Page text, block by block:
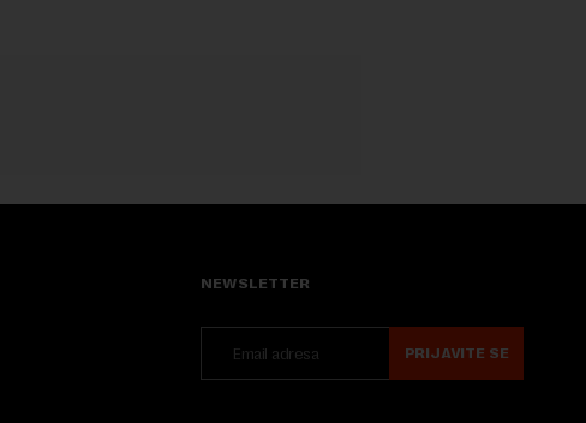
NEWSLETTER
PRIJAVITE SE